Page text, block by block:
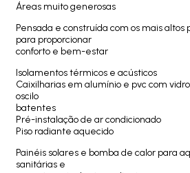
Áreas muito generosas
Pensada e construída com os mais
para proporcionar
conforto e bem-estar
Isolamentos térmicos e acústicos
Caixilharias em alumínio e pvc com
oscilo
batentes
Pré-instalação de ar condicionado
Piso radiante aquecido
Painéis solares e bomba de calor para
sanitárias e